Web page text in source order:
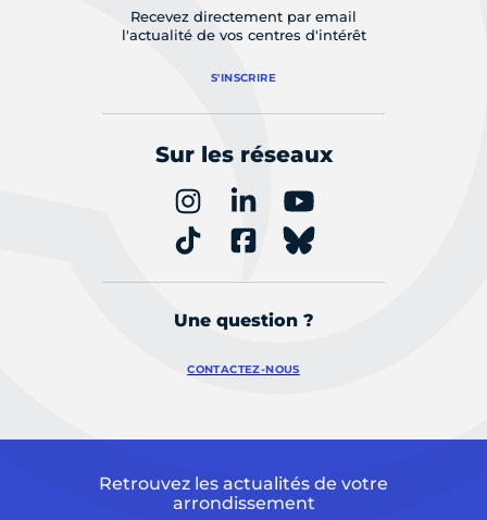
Recevez directement par email
l'actualité de vos centres d'intérêt
S'INSCRIRE
Sur les réseaux
Une question ?
CONTACTEZ-NOUS
Retrouvez les actualités de votre
arrondissement